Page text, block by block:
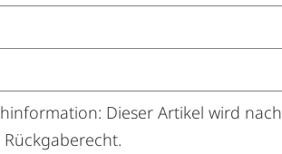
Dieser Artikel wird